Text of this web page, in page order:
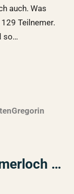
auch. Was
Teilnemer.
so…
in
…